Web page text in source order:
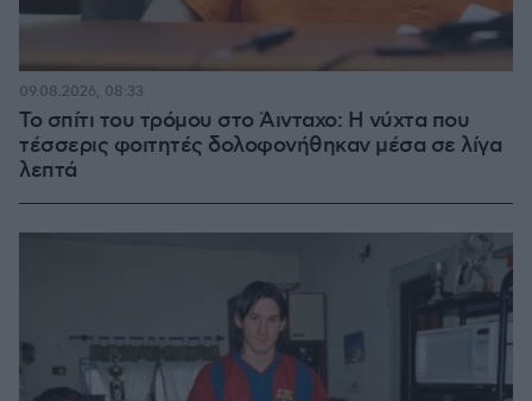
Το σπίτι του τρόμου στο Άινταχο: Η νύχτα που
τέσσερις φοιτητές δολοφονήθηκαν μέσα σε λίγα
λεπτά
09.08.2026, 08:33